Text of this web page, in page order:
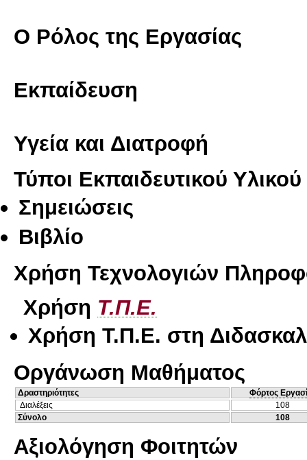
Ο Ρόλος της Εργασίας
Εκπαίδευση
Υγεία και Διατροφή
Τύποι Εκπαιδευτικού Υλικού
Σημειώσεις
Βιβλίο
Χρήση Τεχνολογιών
Χρήση Τ.Π.Ε.
Χρήση Τ.Π.Ε. στη
Οργάνωση Μαθήματος
Δραστηριότητες
Φόρτος
Διαλέξεις
108
Σύνολο
108
Αξιολόγηση Φοιτητών